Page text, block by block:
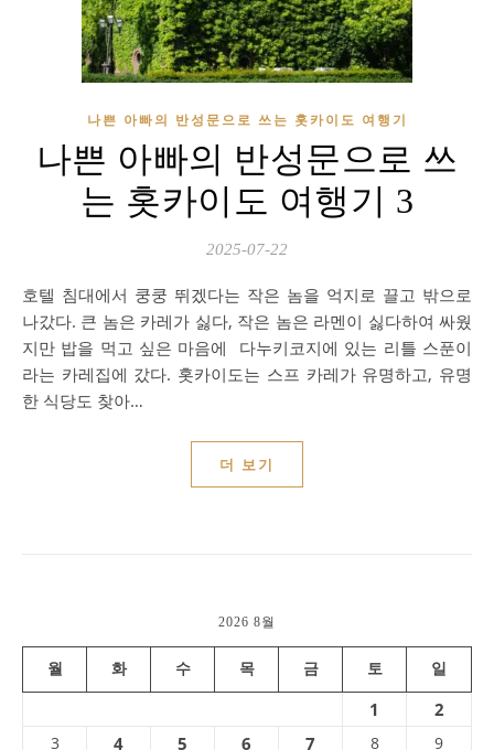
나쁜 아빠의 반성문으로 쓰는 홋카이도 여행기
나쁜 아빠의 반성문으로 쓰
는 홋카이도 여행기 3
2025-07-22
호텔 침대에서 쿵쿵 뛰겠다는 작은 놈을 억지로 끌고 밖으로
나갔다. 큰 놈은 카레가 싫다, 작은 놈은 라멘이 싫다하여 싸웠
지만 밥을 먹고 싶은 마음에 다누키코지에 있는 리틀 스푼이
라는 카레집에 갔다. 홋카이도는 스프 카레가 유명하고, 유명
한 식당도 찾아…
더 보기
2026 8월
월 화 수 목 금 토 일
1 2
3 4 5 6 7 8
9